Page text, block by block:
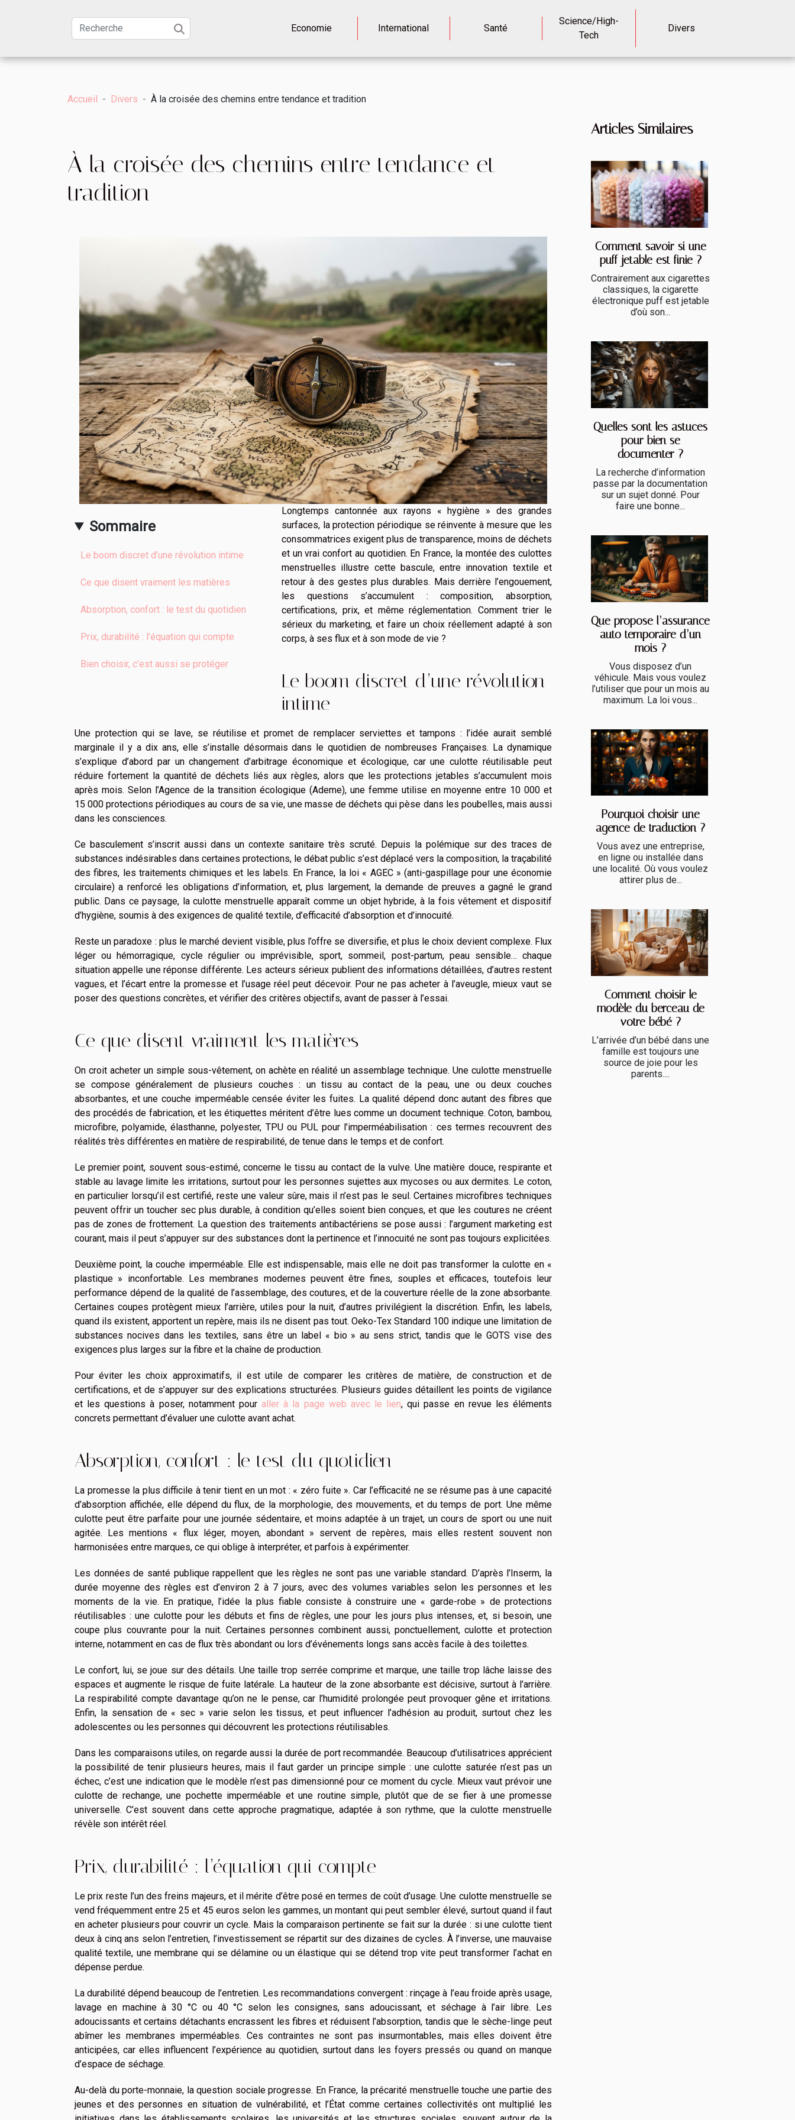
Economie International Santé
Science/High-
Tech
Divers
Accueil Divers À la croisée des chemins entre tendance et tradition
À la croisée des chemins entre tendance et
tradition
Sommaire
Le boom discret d’une révolution intime
Ce que disent vraiment les matières
Absorption, confort : le test du quotidien
Prix, durabilité : l’équation qui compte
Bien choisir, c’est aussi se protéger
Longtemps cantonnée aux rayons « hygiène » des grandes
surfaces, la protection périodique se réinvente à mesure que les
consommatrices exigent plus de transparence, moins de déchets
et un vrai confort au quotidien. En France, la montée des culottes
menstruelles illustre cette bascule, entre innovation textile et
retour à des gestes plus durables. Mais derrière l’engouement,
les questions s’accumulent : composition, absorption,
certifications, prix, et même réglementation. Comment trier le
sérieux du marketing, et faire un choix réellement adapté à son
corps, à ses flux et à son mode de vie ?
Le boom discret d’une révolution
intime
Une protection qui se lave, se réutilise et promet de remplacer serviettes et tampons : l’idée aurait semblé
marginale il y a dix ans, elle s’installe désormais dans le quotidien de nombreuses Françaises. La dynamique
s’explique d’abord par un changement d’arbitrage économique et écologique, car une culotte réutilisable peut
réduire fortement la quantité de déchets liés aux règles, alors que les protections jetables s’accumulent mois
après mois. Selon l’Agence de la transition écologique (Ademe), une femme utilise en moyenne entre 10 000 et
15 000 protections périodiques au cours de sa vie, une masse de déchets qui pèse dans les poubelles, mais aussi
dans les consciences.
Ce basculement s’inscrit aussi dans un contexte sanitaire très scruté. Depuis la polémique sur des traces de
substances indésirables dans certaines protections, le débat public s’est déplacé vers la composition, la traçabilité
des fibres, les traitements chimiques et les labels. En France, la loi « AGEC » (anti-gaspillage pour une économie
circulaire) a renforcé les obligations d’information, et, plus largement, la demande de preuves a gagné le grand
public. Dans ce paysage, la culotte menstruelle apparaît comme un objet hybride, à la fois vêtement et dispositif
d’hygiène, soumis à des exigences de qualité textile, d’efficacité d’absorption et d’innocuité.
Reste un paradoxe : plus le marché devient visible, plus l’offre se diversifie, et plus le choix devient complexe. Flux
léger ou hémorragique, cycle régulier ou imprévisible, sport, sommeil, post-partum, peau sensible… chaque
situation appelle une réponse différente. Les acteurs sérieux publient des informations détaillées, d’autres restent
vagues, et l’écart entre la promesse et l’usage réel peut décevoir. Pour ne pas acheter à l’aveugle, mieux vaut se
poser des questions concrètes, et vérifier des critères objectifs, avant de passer à l’essai.
Ce que disent vraiment les matières
On croit acheter un simple sous-vêtement, on achète en réalité un assemblage technique. Une culotte menstruelle
se compose généralement de plusieurs couches : un tissu au contact de la peau, une ou deux couches
absorbantes, et une couche imperméable censée éviter les fuites. La qualité dépend donc autant des fibres que
des procédés de fabrication, et les étiquettes méritent d’être lues comme un document technique. Coton, bambou,
microfibre, polyamide, élasthanne, polyester, TPU ou PUL pour l’imperméabilisation : ces termes recouvrent des
réalités très différentes en matière de respirabilité, de tenue dans le temps et de confort.
Le premier point, souvent sous-estimé, concerne le tissu au contact de la vulve. Une matière douce, respirante et
stable au lavage limite les irritations, surtout pour les personnes sujettes aux mycoses ou aux dermites. Le coton,
en particulier lorsqu’il est certifié, reste une valeur sûre, mais il n’est pas le seul. Certaines microfibres techniques
peuvent offrir un toucher sec plus durable, à condition qu’elles soient bien conçues, et que les coutures ne créent
pas de zones de frottement. La question des traitements antibactériens se pose aussi : l’argument marketing est
courant, mais il peut s’appuyer sur des substances dont la pertinence et l’innocuité ne sont pas toujours explicitées.
Deuxième point, la couche imperméable. Elle est indispensable, mais elle ne doit pas transformer la culotte en «
plastique » inconfortable. Les membranes modernes peuvent être fines, souples et efficaces, toutefois leur
performance dépend de la qualité de l’assemblage, des coutures, et de la couverture réelle de la zone absorbante.
Certaines coupes protègent mieux l’arrière, utiles pour la nuit, d’autres privilégient la discrétion. Enfin, les labels,
quand ils existent, apportent un repère, mais ils ne disent pas tout. Oeko-Tex Standard 100 indique une limitation de
substances nocives dans les textiles, sans être un label « bio » au sens strict, tandis que le GOTS vise des
exigences plus larges sur la fibre et la chaîne de production.
Pour éviter les choix approximatifs, il est utile de comparer les critères de matière, de construction et de
certifications, et de s’appuyer sur des explications structurées. Plusieurs guides détaillent les points de vigilance
et les questions à poser, notamment pouraller à la page web avec le lien, qui passe en revue les éléments
concrets permettant d’évaluer une culotte avant achat.
Absorption, confort : le test du quotidien
La promesse la plus difficile à tenir tient en un mot : « zéro fuite ». Car l’efficacité ne se résume pas à une capacité
d’absorption affichée, elle dépend du flux, de la morphologie, des mouvements, et du temps de port. Une même
culotte peut être parfaite pour une journée sédentaire, et moins adaptée à un trajet, un cours de sport ou une nuit
agitée. Les mentions « flux léger, moyen, abondant » servent de repères, mais elles restent souvent non
harmonisées entre marques, ce qui oblige à interpréter, et parfois à expérimenter.
Les données de santé publique rappellent que les règles ne sont pas une variable standard. D’après l’Inserm, la
durée moyenne des règles est d’environ 2 à 7 jours, avec des volumes variables selon les personnes et les
moments de la vie. En pratique, l’idée la plus fiable consiste à construire une « garde-robe » de protections
réutilisables : une culotte pour les débuts et fins de règles, une pour les jours plus intenses, et, si besoin, une
coupe plus couvrante pour la nuit. Certaines personnes combinent aussi, ponctuellement, culotte et protection
interne, notamment en cas de flux très abondant ou lors d’événements longs sans accès facile à des toilettes.
Le confort, lui, se joue sur des détails. Une taille trop serrée comprime et marque, une taille trop lâche laisse des
espaces et augmente le risque de fuite latérale. La hauteur de la zone absorbante est décisive, surtout à l’arrière.
La respirabilité compte davantage qu’on ne le pense, car l’humidité prolongée peut provoquer gêne et irritations.
Enfin, la sensation de « sec » varie selon les tissus, et peut influencer l’adhésion au produit, surtout chez les
adolescentes ou les personnes qui découvrent les protections réutilisables.
Dans les comparaisons utiles, on regarde aussi la durée de port recommandée. Beaucoup d’utilisatrices apprécient
la possibilité de tenir plusieurs heures, mais il faut garder un principe simple : une culotte saturée n’est pas un
échec, c’est une indication que le modèle n’est pas dimensionné pour ce moment du cycle. Mieux vaut prévoir une
culotte de rechange, une pochette imperméable et une routine simple, plutôt que de se fier à une promesse
universelle. C’est souvent dans cette approche pragmatique, adaptée à son rythme, que la culotte menstruelle
révèle son intérêt réel.
Prix, durabilité : l’équation qui compte
Le prix reste l’un des freins majeurs, et il mérite d’être posé en termes de coût d’usage. Une culotte menstruelle se
vend fréquemment entre 25 et 45 euros selon les gammes, un montant qui peut sembler élevé, surtout quand il faut
en acheter plusieurs pour couvrir un cycle. Mais la comparaison pertinente se fait sur la durée : si une culotte tient
deux à cinq ans selon l’entretien, l’investissement se répartit sur des dizaines de cycles. À l’inverse, une mauvaise
qualité textile, une membrane qui se délamine ou un élastique qui se détend trop vite peut transformer l’achat en
dépense perdue.
La durabilité dépend beaucoup de l’entretien. Les recommandations convergent : rinçage à l’eau froide après usage,
lavage en machine à 30 °C ou 40 °C selon les consignes, sans adoucissant, et séchage à l’air libre. Les
adoucissants et certains détachants encrassent les fibres et réduisent l’absorption, tandis que le sèche-linge peut
abîmer les membranes imperméables. Ces contraintes ne sont pas insurmontables, mais elles doivent être
anticipées, car elles influencent l’expérience au quotidien, surtout dans les foyers pressés ou quand on manque
d’espace de séchage.
Au-delà du porte-monnaie, la question sociale progresse. En France, la précarité menstruelle touche une partie des
jeunes et des personnes en situation de vulnérabilité, et l’État comme certaines collectivités ont multiplié les
Articles Similaires
Comment savoir si une
puff jetable est finie ?
Contrairement aux cigarettes
classiques, la cigarette
électronique puff est jetable
d’où son...
Quelles sont les astuces
pour bien se
documenter ?
La recherche d’information
passe par la documentation
sur un sujet donné. Pour
faire une bonne...
Que propose l’assurance
auto temporaire d’un
mois ?
Vous disposez d’un
véhicule. Mais vous voulez
l’utiliser que pour un mois au
maximum. La loi vous...
Pourquoi choisir une
agence de traduction ?
Vous avez une entreprise,
en ligne ou installée dans
une localité. Où vous voulez
attirer plus de...
Comment choisir le
modèle du berceau de
votre bébé ?
L’arrivée d’un bébé dans une
famille est toujours une
source de joie pour les
parents....